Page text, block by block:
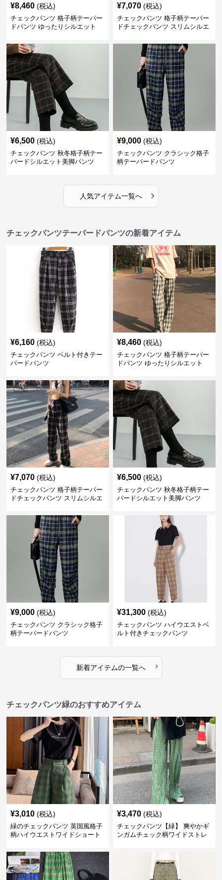
¥8,460 (税込)
チェックパンツ 格子柄テーパー
ドパンツ ゆったりシルエット
¥7,070 (税込)
チェックパンツ 格子柄テーパー
ドチェックパンツ スリムシルエ
¥6,500 (税込)
チェックパンツ 秋冬格子柄テー
パードシルエット美脚パンツ
¥9,000 (税込)
チェックパンツ クラシック格子
柄テーパードパンツ
人気アイテム一覧へ ›
チェックパンツテーパードパンツの新着アイテム
¥6,160 (税込)
チェックパンツ ベルト付きテー
パードパンツ
¥8,460 (税込)
チェックパンツ 格子柄テーパー
ドパンツ ゆったりシルエット
¥7,070 (税込)
チェックパンツ 格子柄テーパー
ドチェックパンツ スリムシルエ
¥6,500 (税込)
チェックパンツ 秋冬格子柄テー
パードシルエット美脚パンツ
¥9,000 (税込)
チェックパンツ クラシック格子
柄テーパードパンツ
¥31,300 (税込)
チェックパンツ ハイウエストベ
ルト付きチェックパンツ
新着アイテムの一覧へ ›
チェックパンツ緑のおすすめアイテム
¥3,010 (税込)
緑のチェックパンツ 英国風格子
柄ハイウエストワイドショート
¥3,470 (税込)
チェックパンツ【緑】 爽やかギ
ンガムチェック柄ワイドストレ